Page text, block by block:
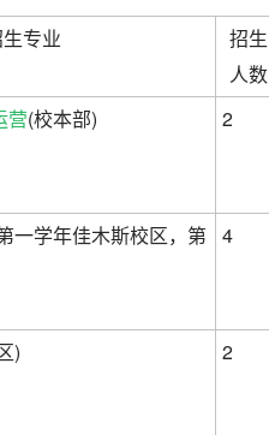
专业
招生
人数
营(校本部) 2
一学年佳木斯校区，第 4
) 2